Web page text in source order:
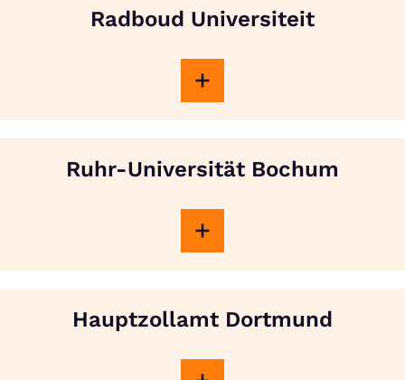
Radboud Universiteit
Ruhr-Universität Bochum
Hauptzollamt Dortmund